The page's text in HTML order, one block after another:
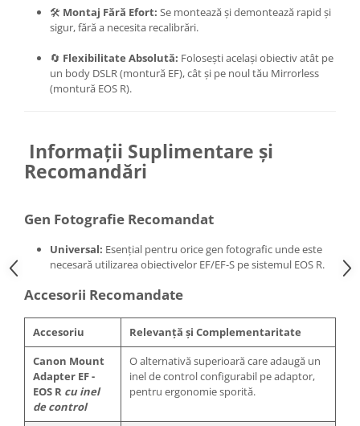
🛠️ Montaj Fără Efort: Se montează și demontează rapid și
sigur, fără a necesita recalibrări.
🔄 Flexibilitate Absolută: Folosești același obiectiv atât pe
un body DSLR (montură EF), cât și pe noul tău Mirrorless
(montură EOS R).
Informații Suplimentare și
Recomandări
Gen Fotografie Recomandat
Universal: Esențial pentru orice gen fotografic unde este
necesară utilizarea obiectivelor EF/EF-S pe sistemul EOS R.
Accesorii Recomandate
Accesoriu
Relevanță și Complementaritate
Canon Mount
Adapter EF -
EOS R cu inel
de control
O alternativă superioară care adaugă un
inel de control configurabil pe adaptor,
pentru ergonomie sporită.